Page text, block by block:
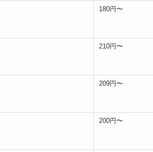
180円〜
210円〜
209円〜
200円〜